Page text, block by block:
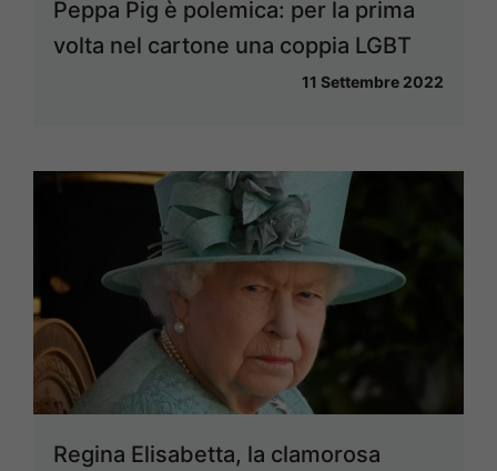
Peppa Pig è polemica: per la prima
volta nel cartone una coppia LGBT
11 Settembre 2022
Regina Elisabetta, la clamorosa